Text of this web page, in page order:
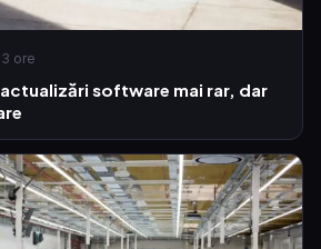
ore
software mai rar, dar